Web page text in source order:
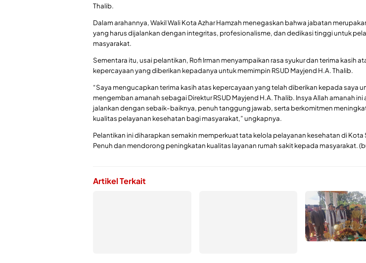
Thalib.
Dalam arahannya, Wakil Wali Kota Azhar Hamzah menegaskan bahwa jabatan
yang harus dijalankan dengan integritas, profesionalisme, dan dedikasi tinggi untuk
masyarakat.
Sementara itu, usai pelantikan, Rofi Irman menyampaikan rasa syukur dan terima kasih
kepercayaan yang diberikan kepadanya untuk memimpin RSUD Mayjend H.A. Thalib.
“Saya mengucapkan terima kasih atas kepercayaan yang telah diberikan kepada saya
mengemban amanah sebagai Direktur RSUD Mayjend H.A. Thalib. Insya Allah amanah ini
jalankan dengan sebaik-baiknya, penuh tanggung jawab, serta berkomitmen
kualitas pelayanan kesehatan bagi masyarakat,” ungkapnya.
Pelantikan ini diharapkan semakin memperkuat tata kelola pelayanan kesehatan di Kota
Penuh dan mendorong peningkatan kualitas layanan rumah sakit kepada masyarakat.
Artikel Terkait